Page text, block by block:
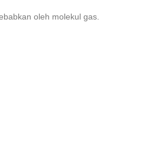
oleh molekul gas.